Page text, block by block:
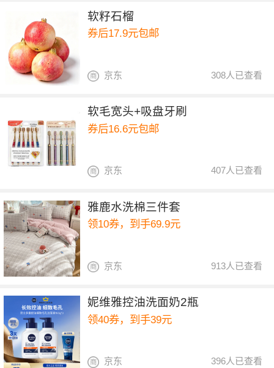
软籽石榴
券后17.9元包邮
308人已查看
京东
软毛宽头+吸盘牙刷
券后16.6元包邮
407人已查看
京东
雅鹿水洗棉三件套
领10券，到手69.9元
913人已查看
京东
妮维雅控油洗面奶2瓶
领40券，到手39元
396人已查看
京东